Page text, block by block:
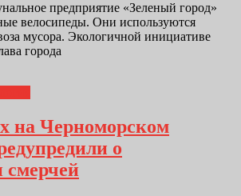
предприятие «Зеленый город»
велосипеды. Они используются
мусора. Экологичной инициативе
города
на Черноморском
о
смерчей